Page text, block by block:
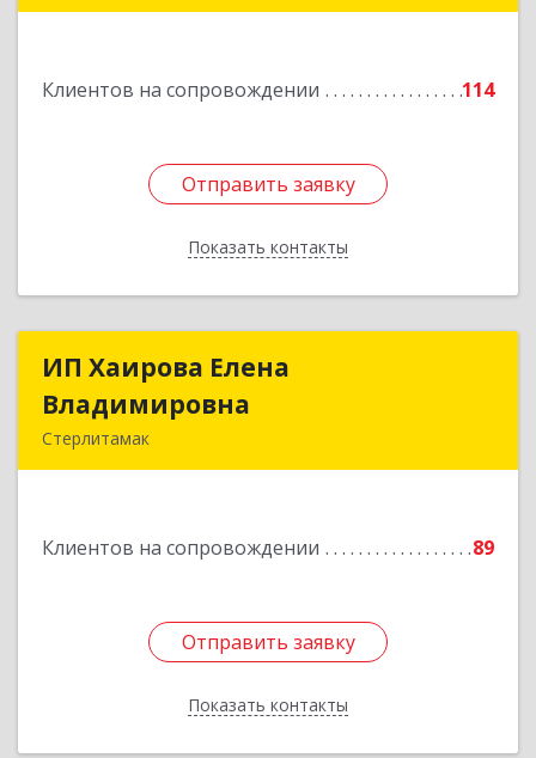
Клиентов на сопровождении 114
Отправить заявку
Показать контакты
Отправить заявку
Назад
ИП Хаирова Елена
Владимировна
Стерлитамак
Клиентов на сопровождении 89
Отправить заявку
Показать контакты
ИП Хаирова Елена
Отправить заявку
Назад